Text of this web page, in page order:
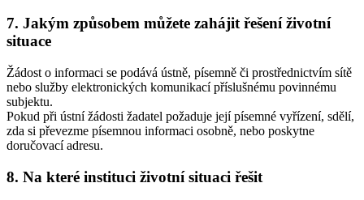
7. Jakým způsobem můžete zahájit řešení životní
situace
Žádost o informaci se podává ústně, písemně či prostřednictvím sítě
nebo služby elektronických komunikací příslušnému povinnému
subjektu.
Pokud při ústní žádosti žadatel požaduje její písemné vyřízení, sdělí,
zda si převezme písemnou informaci osobně, nebo poskytne
doručovací adresu.
8. Na které instituci životní situaci řešit